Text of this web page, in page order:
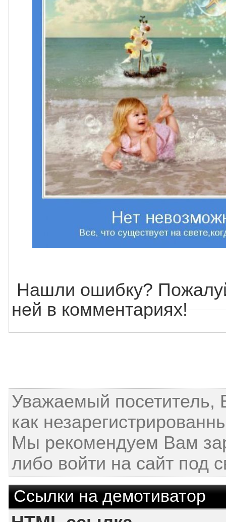
Нашли ошибку?
ней в комментариях!
Уважаемый посетитель,
как
Мы рекомендуем Вам
либо войти на сайт под
Ссылки на демотиватор